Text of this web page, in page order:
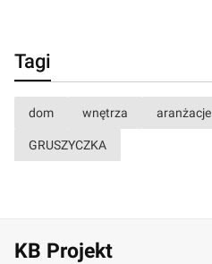
Tagi
dom wnętrza aranżacje
GRUSZYCZKA
KB Projekt